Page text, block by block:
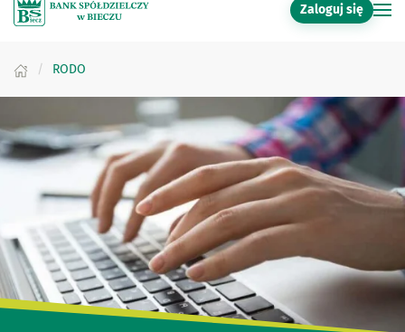
Zaloguj się
RODO